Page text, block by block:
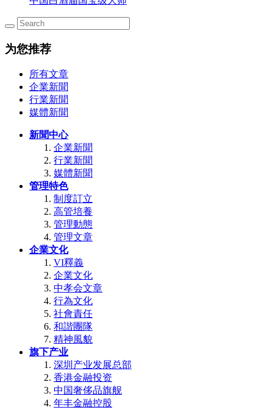
为您推荐
所有文章
企業新聞
行業新聞
媒體新聞
新聞中心
企業新聞
行業新聞
媒體新聞
管理特色
制度訂立
高管培養
管理動態
管理文章
企業文化
VI釋義
企業文化
中孝会文章
行為文化
社會責任
和諧團隊
精神風貌
旗下产业
深圳产业发展总部
香港金融投资
中国奢侈品旗舰
年丰金融控股